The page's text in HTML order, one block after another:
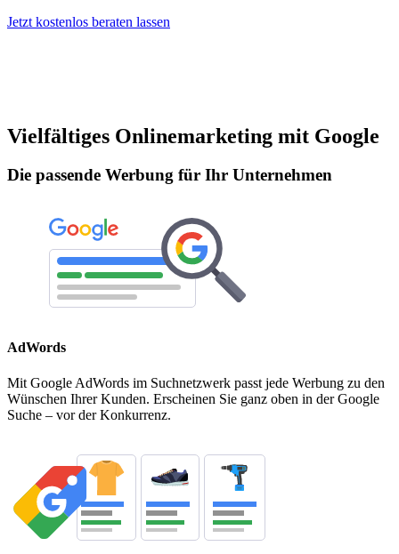
Jetzt kostenlos beraten lassen
Vielfältiges Onlinemarketing mit Google
Die passende Werbung für Ihr Unternehmen
AdWords
Mit Google AdWords im Suchnetzwerk passt jede Werbung zu den
Wünschen Ihrer Kunden. Erscheinen Sie ganz oben in der Google
Suche – vor der Konkurrenz.